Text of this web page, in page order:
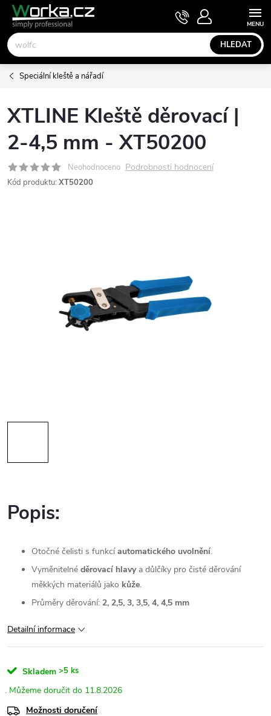
Přejít
obsah
HLEDAT
NÁKUPNÍ
KOŠÍK
Speciální kleště a nářadí
XTLINE Kleště děrovací |
2-4,5 mm - XT50200
Neohodnoceno Podrobnosti hodnocení
Kód produktu: XT50200
Popis:
Otočné čelisti s funkcíautomatického uvolnění.
Vyměnitelné děrovací hlavya důlčíky pro čisté děrování
měkkých materiálů jako kůže.
Průměry děrování: 2, 2,5, 3, 3,5, 4, 4,5 mm
Detailní informace
Skladem >5 ks
11.8.2026
Možnosti doručení